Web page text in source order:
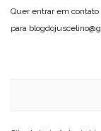
Quer entrar em
para